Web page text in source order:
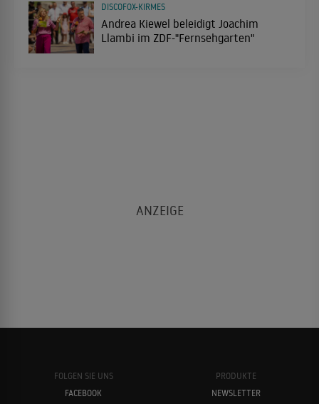
Andrea Kiewel beleidigt Joachim
Llambi im ZDF-"Fernsehgarten"
DISCOFOX-KIRMES
FOLGEN SIE UNS
FACEBOOK
PRODUKTE
NEWSLETTER